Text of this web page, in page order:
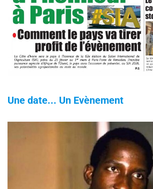
Une date... Un Evènement